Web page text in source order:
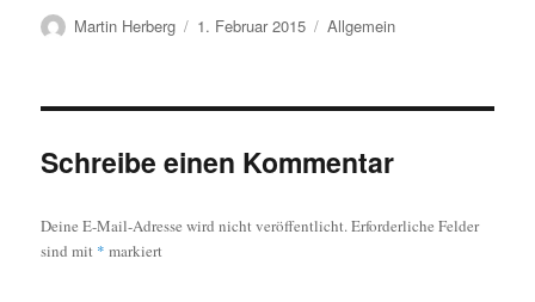
Autor
Martin Herberg
Veröffentlicht
1. Februar 2015 Kategorien
Allgemein
Schreibe einen Kommentar
Deine E-Mail-Adresse wird nicht veröffentlicht.Erforderliche Felder
sind mit * markiert